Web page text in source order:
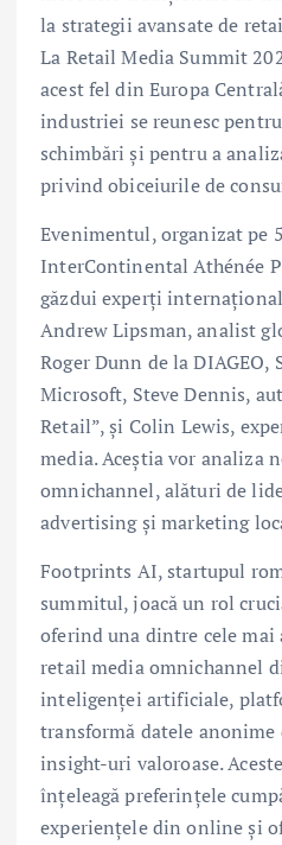
la strategii avansate de
La Retail Media Summit
acest fel din Europa
industriei se reunesc
schimbări și pentru a
privind obiceiurile de
Evenimentul, organizat pe
InterContinental Athénée
găzdui experți
Andrew Lipsman, analist
Roger Dunn de la DIAGEO,
Microsoft, Steve Dennis,
Retail”, și Colin Lewis,
media. Aceștia vor analiza
omnichannel, alături de
advertising și marketing
Footprints AI, startupul
summitul, joacă un rol
oferind una dintre cele mai
retail media omnichannel
inteligenței artificiale,
transformă datele
insight-uri valoroase.
înțeleagă preferințele
experiențele din online și